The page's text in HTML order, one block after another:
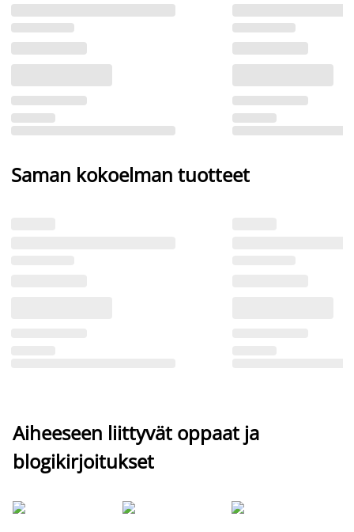
Saman kokoelman tuotteet
Aiheeseen liittyvät oppaat ja
blogikirjoitukset